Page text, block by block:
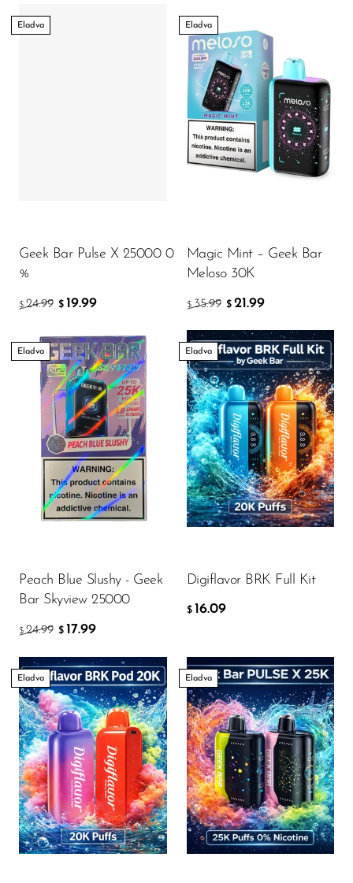
VIHO
Eladva
Geek Bar Pulse X 25000 0
%
$ 24.99 $ 19.99
Eladva
Magic Mint – Geek Bar
Meloso 30K
$ 35.99 $ 21.99
Eladva
Peach Blue Slushy - Geek
Bar Skyview 25000
$ 24.99 $ 17.99
Eladva
Digiflavor BRK Full Kit
$ 16.09
Eladva Eladva